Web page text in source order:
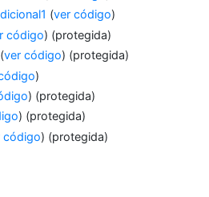
(ver código)
código) (protegida)
(ver código) (protegida)
)
) (protegida)
) (protegida)
código) (protegida)